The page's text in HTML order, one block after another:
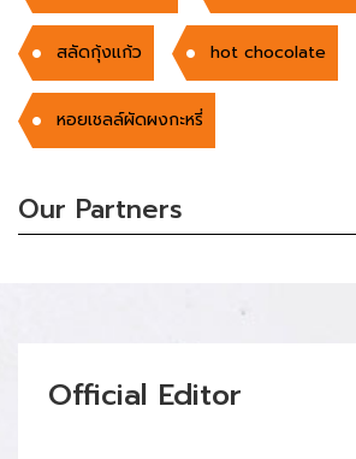
สลัดกุ้งแก้ว hot chocolate
หอยเชลล์ผัดผงกะหรี่
Our Partners
Official Editor